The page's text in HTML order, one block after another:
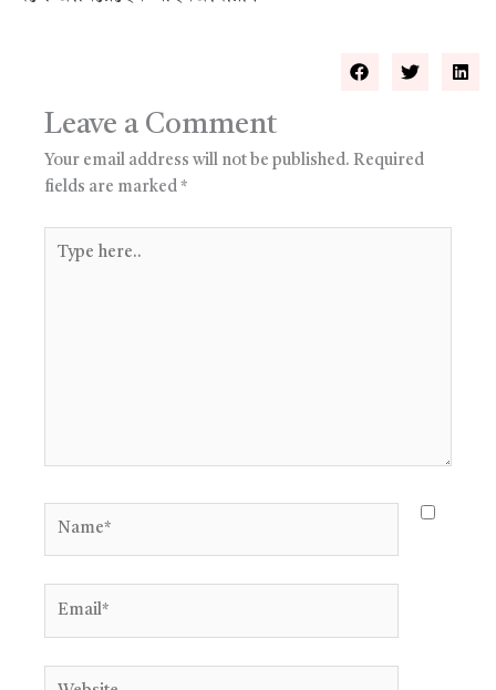
Leave a Comment
Your email address will not be published. Required
fields are marked *
here..